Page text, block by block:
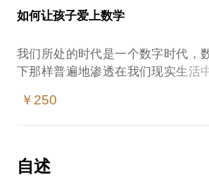
超过8年的数学执教经验，10年以
克、清华、中大等，对高考数学、
教学有独到的见解。
如何指导孩子利用好在校时间是学好
孩子对数学失去了信心，怎么帮助孩
对于孩子的数学学习，家长应该秉
孩子挺努力的，但总是说对数学考试
数学补习机构很多，不知道如何选择
工作，10年以上教育培训行业经验
超过千人次，学员遍及哈佛、杜克
对高考数学、高等数学、微积分教
短期见效，帮助孩子重塑数学学习的
如何让孩子爱上数学
我们所处的时代是一个数字时代，
下那样普遍地渗透在我们现实生活
学。
孩子在“数学”上受过“伤”，害怕数学；
孩子想学数学，但每次都只有三分钟
￥250
自述